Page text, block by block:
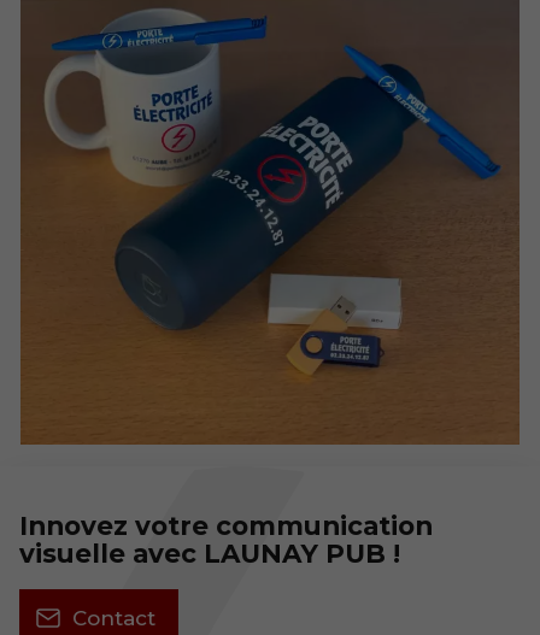
Innovez votre communication
visuelle avec LAUNAY PUB !
Contact